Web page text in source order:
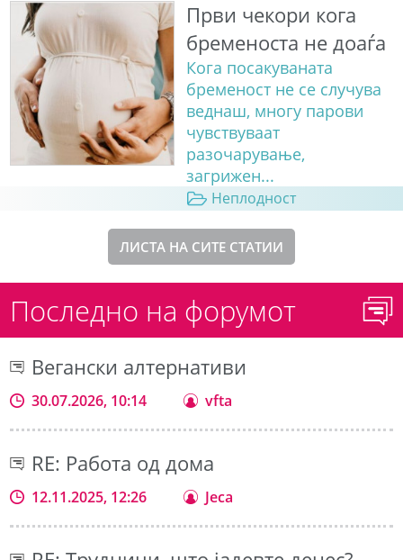
Први чекори кога
бременоста не доаѓа
Кога посакуваната
бременост не се случува
веднаш, многу парови
чувствуваат
разочарување,
загрижен...
Неплодност
ЛИСТА НА СИТЕ СТАТИИ
Последно на форумот
Вегански алтернативи
30.07.2026, 10:14 vfta
RE: Работа од дома
12.11.2025, 12:26 Jeca